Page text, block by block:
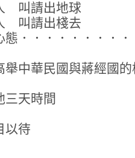
叫請出地球
叫請出棧去
態．．．．．．．．
舉中華民國與蔣經國的
三天時間
以待